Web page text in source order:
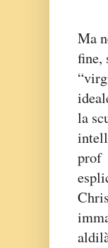
Ma
fine,
la
prof